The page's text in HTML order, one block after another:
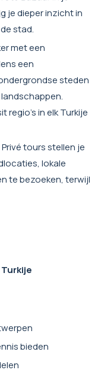
je dieper inzicht in
stad.
met een
een
steden
regio's in elk Turkije
tours stellen je
lokale
te bezoeken, terwijl
bieden